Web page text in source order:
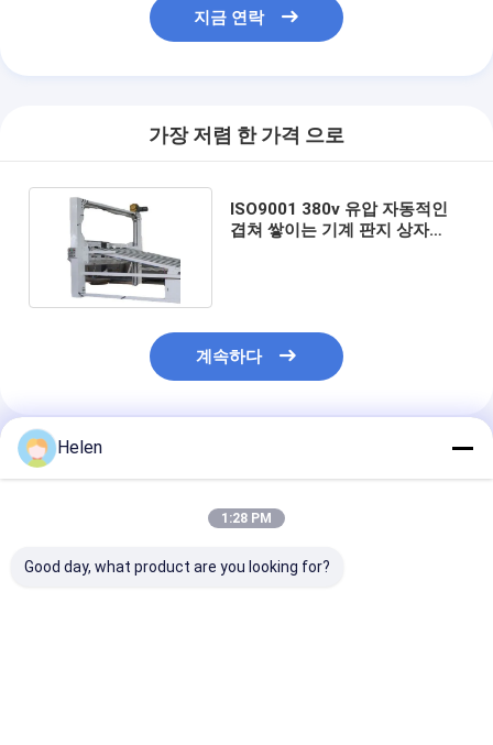
지금 연락
가장 저렴 한 가격 으로
ISO9001 380v 유압 자동적인
겹쳐 쌓이는 기계 판지 상자
계속하다
추천된 제품
Helen
1:28 PM
Good day, what product are you looking for?